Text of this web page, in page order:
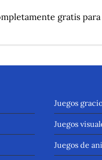
gratis
Juegos
Juegos
Juegos de